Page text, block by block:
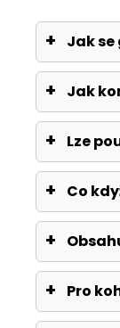
Jak
Jak
Lze
Co
Pro